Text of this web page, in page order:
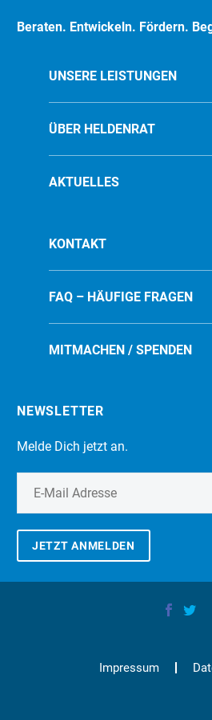
Beraten. Entwickeln. Fördern.
UNSERE LEISTUNGEN
ÜBER HELDENRAT
AKTUELLES
KONTAKT
FAQ – HÄUFIGE FRAGEN
MITMACHEN / SPENDEN
NEWSLETTER
Melde Dich jetzt an.
JETZT ANMELDEN
Impressum